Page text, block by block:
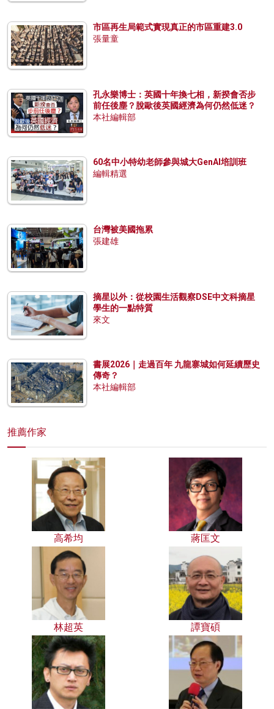
市區再生局範式實現真正的市區重建3.0
張量童
孔永樂博士：英國十年換七相，新揆會否步
前任後塵？脫歐後英國經濟為何仍然低迷？
本社編輯部
60名中小特幼老師參與城大GenAI培訓班
編輯精選
台灣被美國拖累
張建雄
摘星以外：從校園生活觀察DSE中文科摘星
學生的一點特質
來文
書展2026｜走過百年 九龍寨城如何延續歷史
傳奇？
本社編輯部
推薦作家
高希均 蔣匡文
林超英 譚寶碩